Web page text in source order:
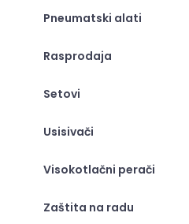
Pneumatski alati
Rasprodaja
Setovi
Usisivači
Visokotlačni perači
Zaštita na radu